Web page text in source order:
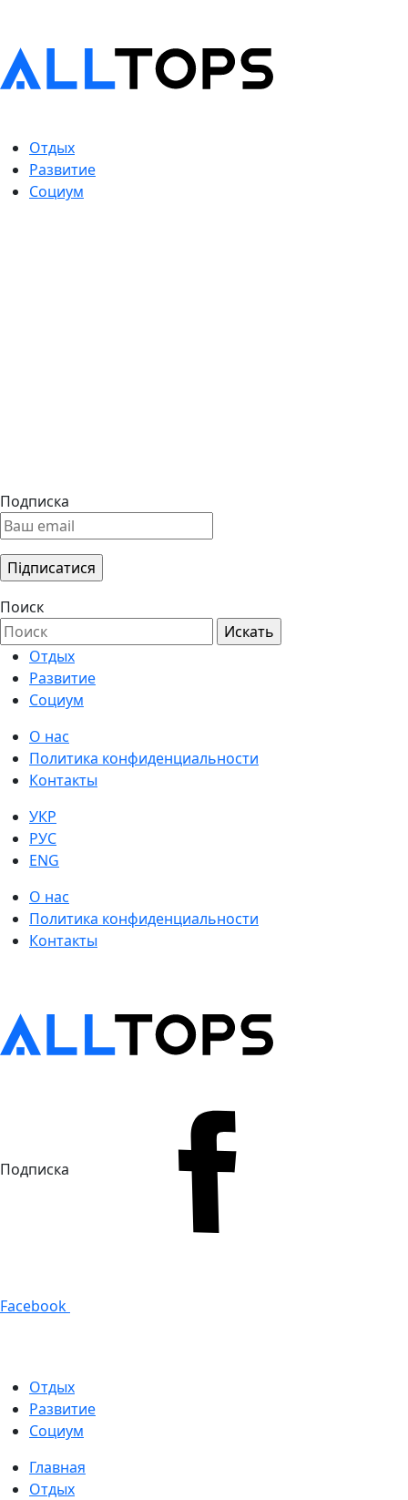
Отдых
Развитие
Социум
Подписка
Поиск
Отдых
Развитие
Социум
О нас
Политика конфиденциальности
Контакты
УКР
РУС
ENG
О нас
Политика конфиденциальности
Контакты
Подписка
Facebook
Отдых
Развитие
Социум
Главная
Отдых